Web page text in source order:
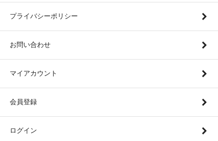
プライバシーポリシー
お問い合わせ
マイアカウント
会員登録
ログイン